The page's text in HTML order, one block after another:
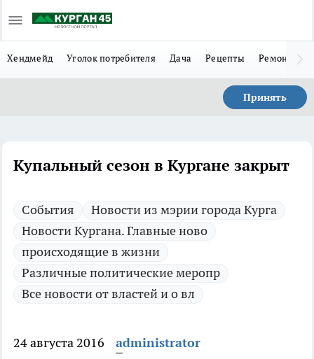
Хендмейд Уголок потребителя Дача Рецепты Ремонт
Принять
Купальный сезон в Кургане закрыт
Cобытия
Новости из мэрии города Курга
Новости Кургана. Главные ново
происходящие в жизни
Различные политические меропр
Все новости от властей и о вл
24 августа 2016 administrator